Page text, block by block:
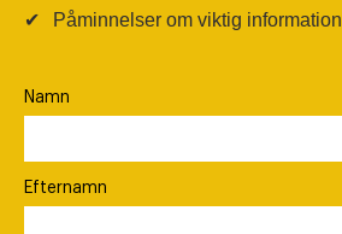
✔ Påminnelser om viktig information
Namn
Efternamn